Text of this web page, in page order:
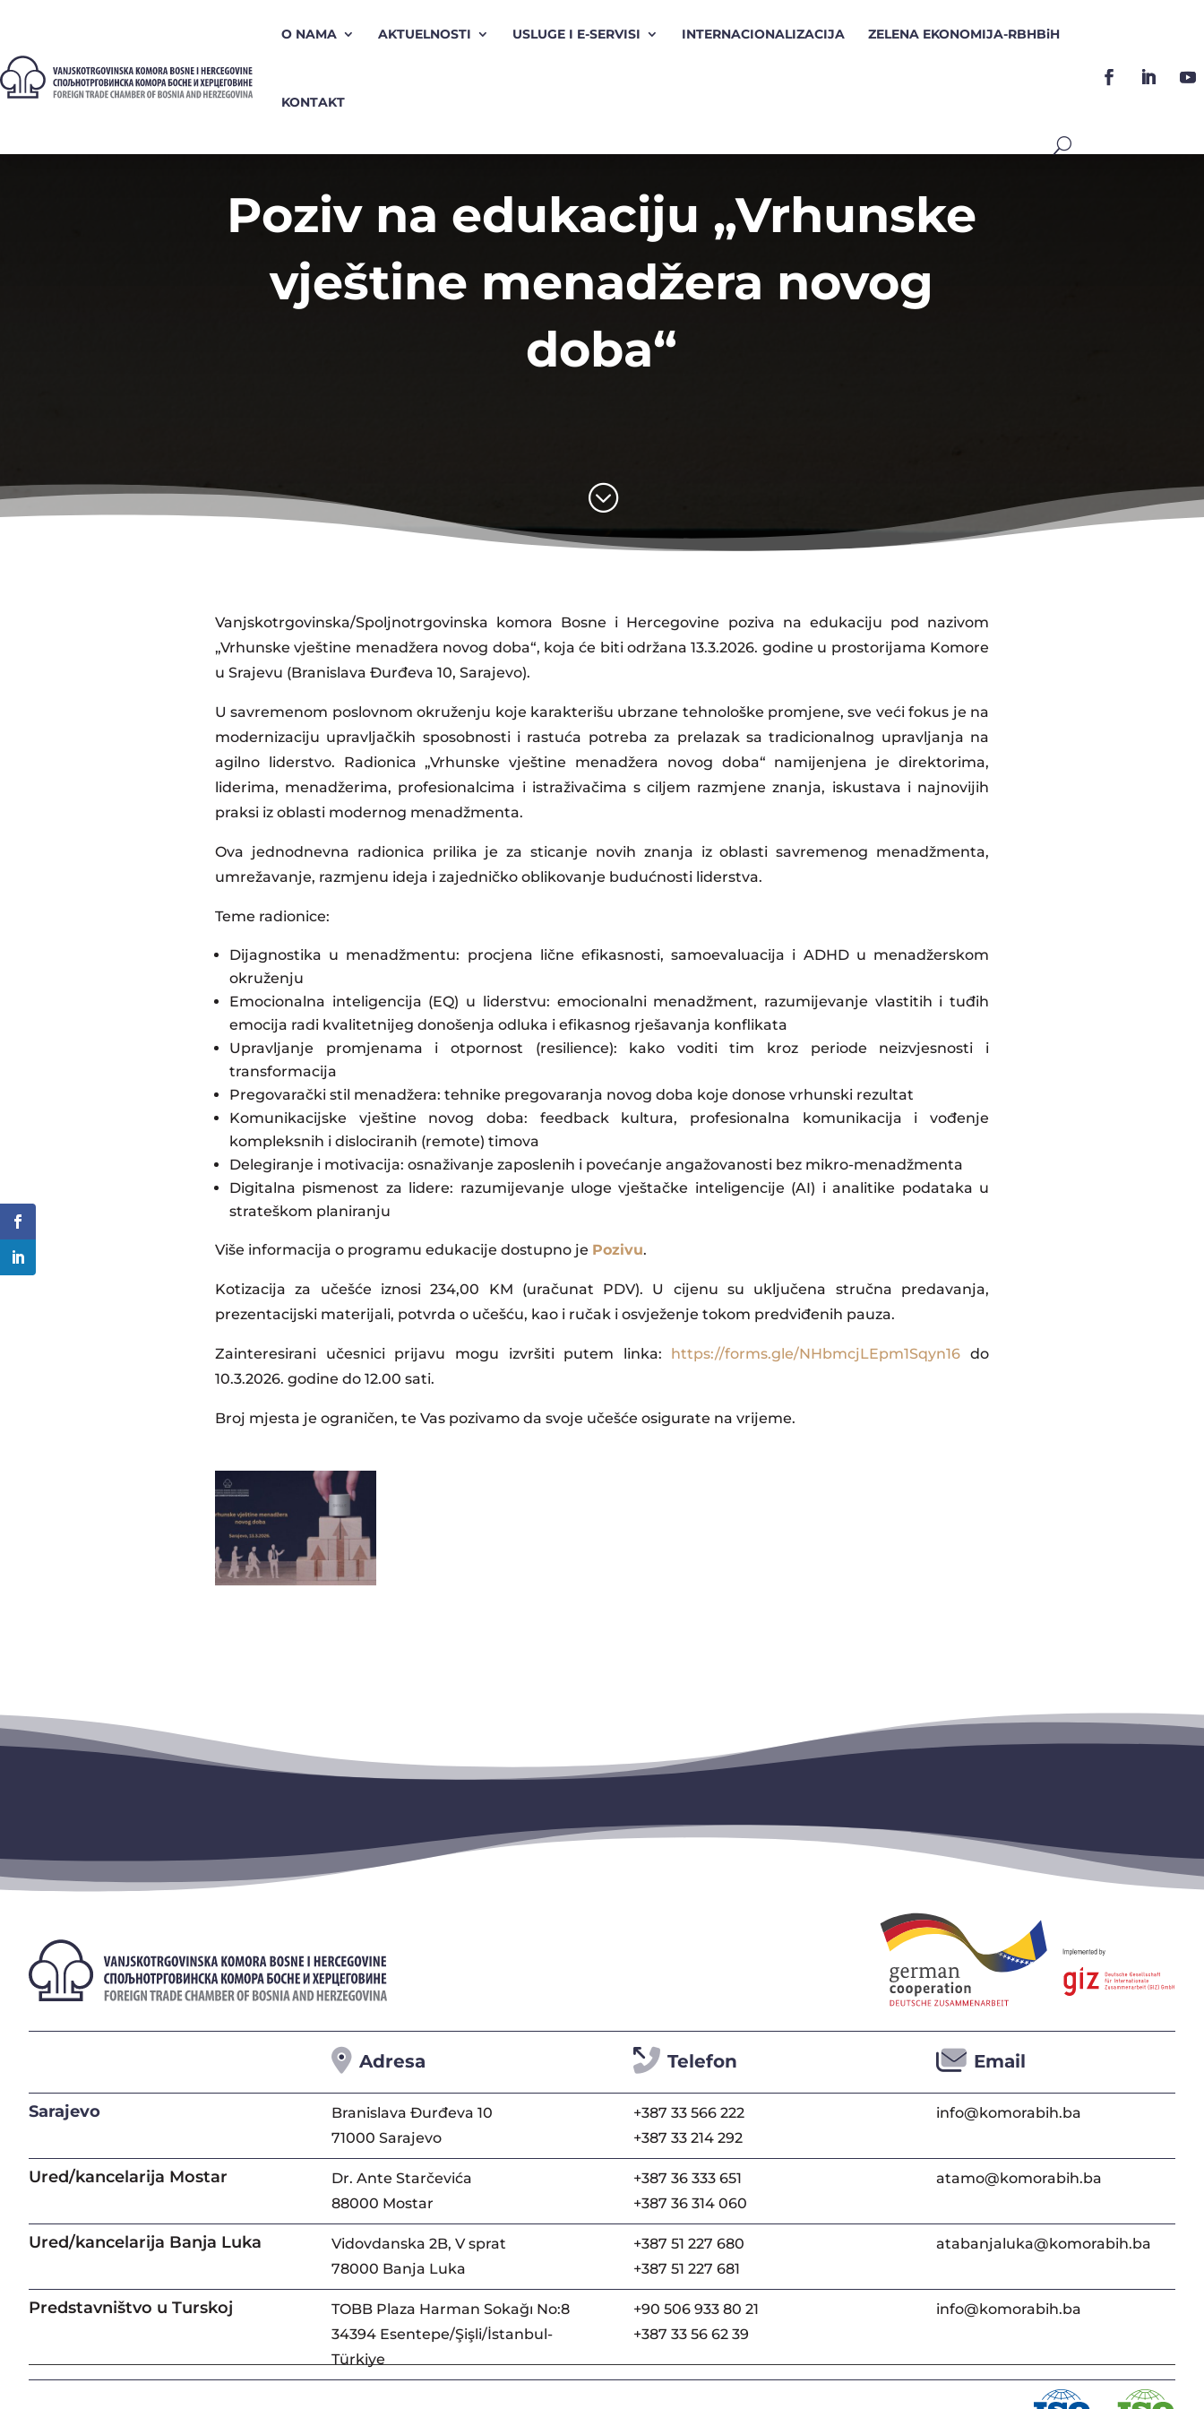
O NAMA AKTUELNOSTI USLUGE I E-SERVISI INTERNACIONALIZACIJA ZELENA EKONOMIJA-RBHBiH
KONTAKT
Poziv na edukaciju „Vrhunske
vještine menadžera novog
doba“
;
Vanjskotrgovinska/Spoljnotrgovinska komora Bosne i Hercegovine poziva na edukaciju pod nazivom
„Vrhunske vještine menadžera novog doba“, koja će biti održana 13.3.2026. godine u prostorijama Komore
u Srajevu (Branislava Đurđeva 10, Sarajevo).
U savremenom poslovnom okruženju koje karakterišu ubrzane tehnološke promjene, sve veći fokus je na
modernizaciju upravljačkih sposobnosti i rastuća potreba za prelazak sa tradicionalnog upravljanja na
agilno liderstvo. Radionica „Vrhunske vještine menadžera novog doba“ namijenjena je direktorima,
liderima, menadžerima, profesionalcima i istraživačima s ciljem razmjene znanja, iskustava i najnovijih
praksi iz oblasti modernog menadžmenta.
Ova jednodnevna radionica prilika je za sticanje novih znanja iz oblasti savremenog menadžmenta,
umrežavanje, razmjenu ideja i zajedničko oblikovanje budućnosti liderstva.
Teme radionice:
Dijagnostika u menadžmentu: procjena lične efikasnosti, samoevaluacija i ADHD u menadžerskom
okruženju
Emocionalna inteligencija (EQ) u liderstvu: emocionalni menadžment, razumijevanje vlastitih i tuđih
emocija radi kvalitetnijeg donošenja odluka i efikasnog rješavanja konflikata
Upravljanje promjenama i otpornost (resilience): kako voditi tim kroz periode neizvjesnosti i
transformacija
Pregovarački stil menadžera: tehnike pregovaranja novog doba koje donose vrhunski rezultat
Komunikacijske vještine novog doba: feedback kultura, profesionalna komunikacija i vođenje
kompleksnih i dislociranih (remote) timova
Delegiranje i motivacija: osnaživanje zaposlenih i povećanje angažovanosti bez mikro-menadžmenta
Digitalna pismenost za lidere: razumijevanje uloge vještačke inteligencije (AI) i analitike podataka u
strateškom planiranju
Više informacija o programu edukacije dostupno je Pozivu.
Kotizacija za učešće iznosi 234,00 KM (uračunat PDV). U cijenu su uključena stručna predavanja,
prezentacijski materijali, potvrda o učešću, kao i ručak i osvježenje tokom predviđenih pauza.
Zainteresirani učesnici prijavu mogu izvršiti putem linka: https://forms.gle/NHbmcjLEpm1Sqyn16 do
10.3.2026. godine do 12.00 sati.
Broj mjesta je ograničen, te Vas pozivamo da svoje učešće osigurate na vrijeme.
Adresa Telefon Email
Sarajevo
Branislava Đurđeva 10
71000 Sarajevo
+387 33 566 222
+387 33 214 292
info@komorabih.ba
Ured/kancelarija Mostar
Dr. Ante Starčevića
88000 Mostar
+387 36 333 651
+387 36 314 060
atamo@komorabih.ba
Ured/kancelarija Banja Luka
Vidovdanska 2B, V sprat
78000 Banja Luka
+387 51 227 680
+387 51 227 681
atabanjaluka@komorabih.ba
Predstavništvo u Turskoj
TOBB Plaza Harman Sokağı No:8
34394 Esentepe/Şişli/İstanbul-
Türkiye
+90 506 933 80 21
+387 33 56 62 39
info@komorabih.ba